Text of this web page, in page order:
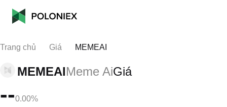
Trang chủ Giá MEMEAI
MEMEAIMeme AiGiá
--0.00%